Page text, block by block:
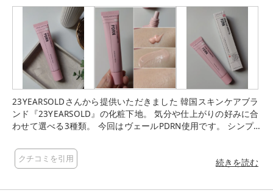
23YEARSOLDさんから提供いただきました 韓国スキンケアブラ
ンド『23YEARSOLD』の化粧下地。 気分や仕上がりの好みに合
わせて選べる3種類。 今回はヴェールPDRN使用です。 シンプ
保管も持ち運びも◎ 先端が細いので少しずつ出せます。 なめら
かなテクスチャー。肌に伸ばしやすく、すーっと馴染む。 馴染
塗り心地なので朝から気分よくメイクできる。 凹凸感もなめら
クチコミを引用 続きを読む